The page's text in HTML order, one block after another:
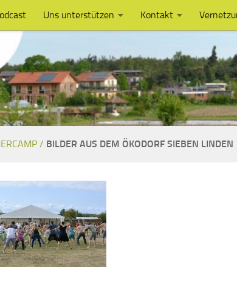
Uns unterstützen Kontakt
/ BILDER AUS DEM ÖKODORF SIEBEN LINDEN